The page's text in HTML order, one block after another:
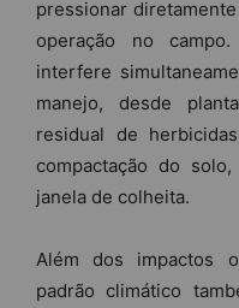
pressionar
operação no
interfere
manejo, desde
residual de
compactação do
janela de colheita.
Além dos impactos
padrão climático